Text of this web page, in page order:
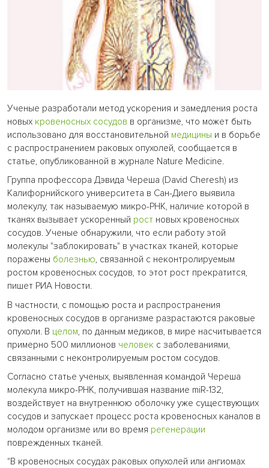
Ученые разработали метод ускорения и замедления роста
новых кровеносных сосудов в организме, что может быть
использовано для восстановительной медицины и в борьбе
с распространением раковых опухолей, сообщается в
статье, опубликованной в журнале Nature Medicine.
Группа профессора Дэвида Череша (David Cheresh) из
Калифорнийского университета в Сан-Диего выявила
молекулу, так называемую микро-РНК, наличие которой в
тканях вызывает ускоренный рост новых кровеносных
сосудов. Ученые обнаружили, что если работу этой
молекулы "заблокировать" в участках тканей, которые
поражены болезнью, связанной с неконтролируемым
ростом кровеносных сосудов, то этот рост прекратится,
пишет РИА Новости.
В частности, с помощью роста и распространения
кровеносных сосудов в организме разрастаются раковые
опухоли. В целом, по данным медиков, в мире насчитывается
примерно 500 миллионов человек с заболеваниями,
связанными с неконтролируемым ростом сосудов.
Согласно статье ученых, выявленная командой Череша
молекула микро-РНК, получившая название miR-132,
воздействует на внутреннюю оболочку уже существующих
сосудов и запускает процесс роста кровеносных каналов в
молодом организме или во время регенерации
поврежденных тканей.
"В кровеносных сосудах раковых опухолей или ангиомах